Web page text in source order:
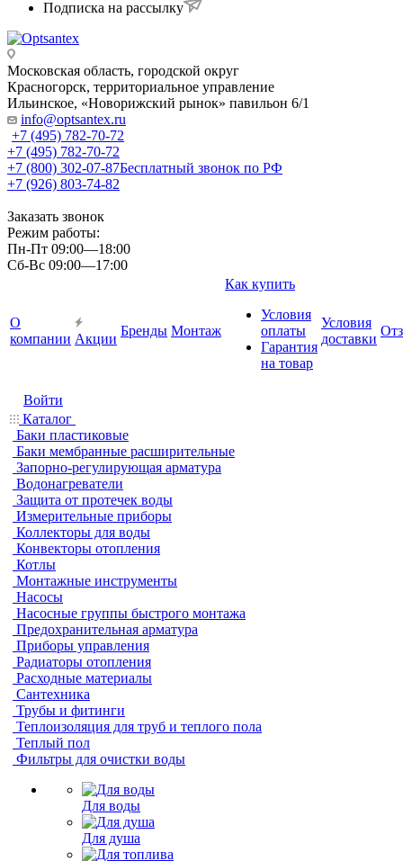
Подписка на рассылку
Московская область, городской округ
Красногорск, территориальное управление
Ильинское, «Новорижский рынок» павильон 6/1
info@optsantex.ru
+7 (495) 782-70-72
+7 (495) 782-70-72
+7 (800) 302-07-87Бесплатный звонок по РФ
+7 (926) 803-74-82
Заказать звонок
Режим работы:
Пн-Пт 09:00—18:00
Сб-Вс 09:00—17:00
О
компании Акции
Бренды Монтаж
Как купить
Условия
оплаты
Гарантия
на товар
Условия
доставки
Войти
Каталог
Баки пластиковые
Баки мембранные расширительные
Запорно-регулирующая арматура
Водонагреватели
Защита от протечек воды
Измерительные приборы
Коллекторы для воды
Конвекторы отопления
Котлы
Монтажные инструменты
Насосы
Насосные группы быстрого монтажа
Предохранительная арматура
Приборы управления
Радиаторы отопления
Расходные материалы
Сантехника
Трубы и фитинги
Теплоизоляция для труб и теплого пола
Теплый пол
Фильтры для очистки воды
Для воды
Для душа